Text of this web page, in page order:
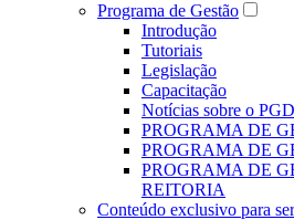
Programa de Gestão
Introdução
Tutoriais
Legislação
Capacitação
Notícias sobre o
PROGRAMA DE
PROGRAMA DE
PROGRAMA DE
REITORIA
Conteúdo exclusivo para